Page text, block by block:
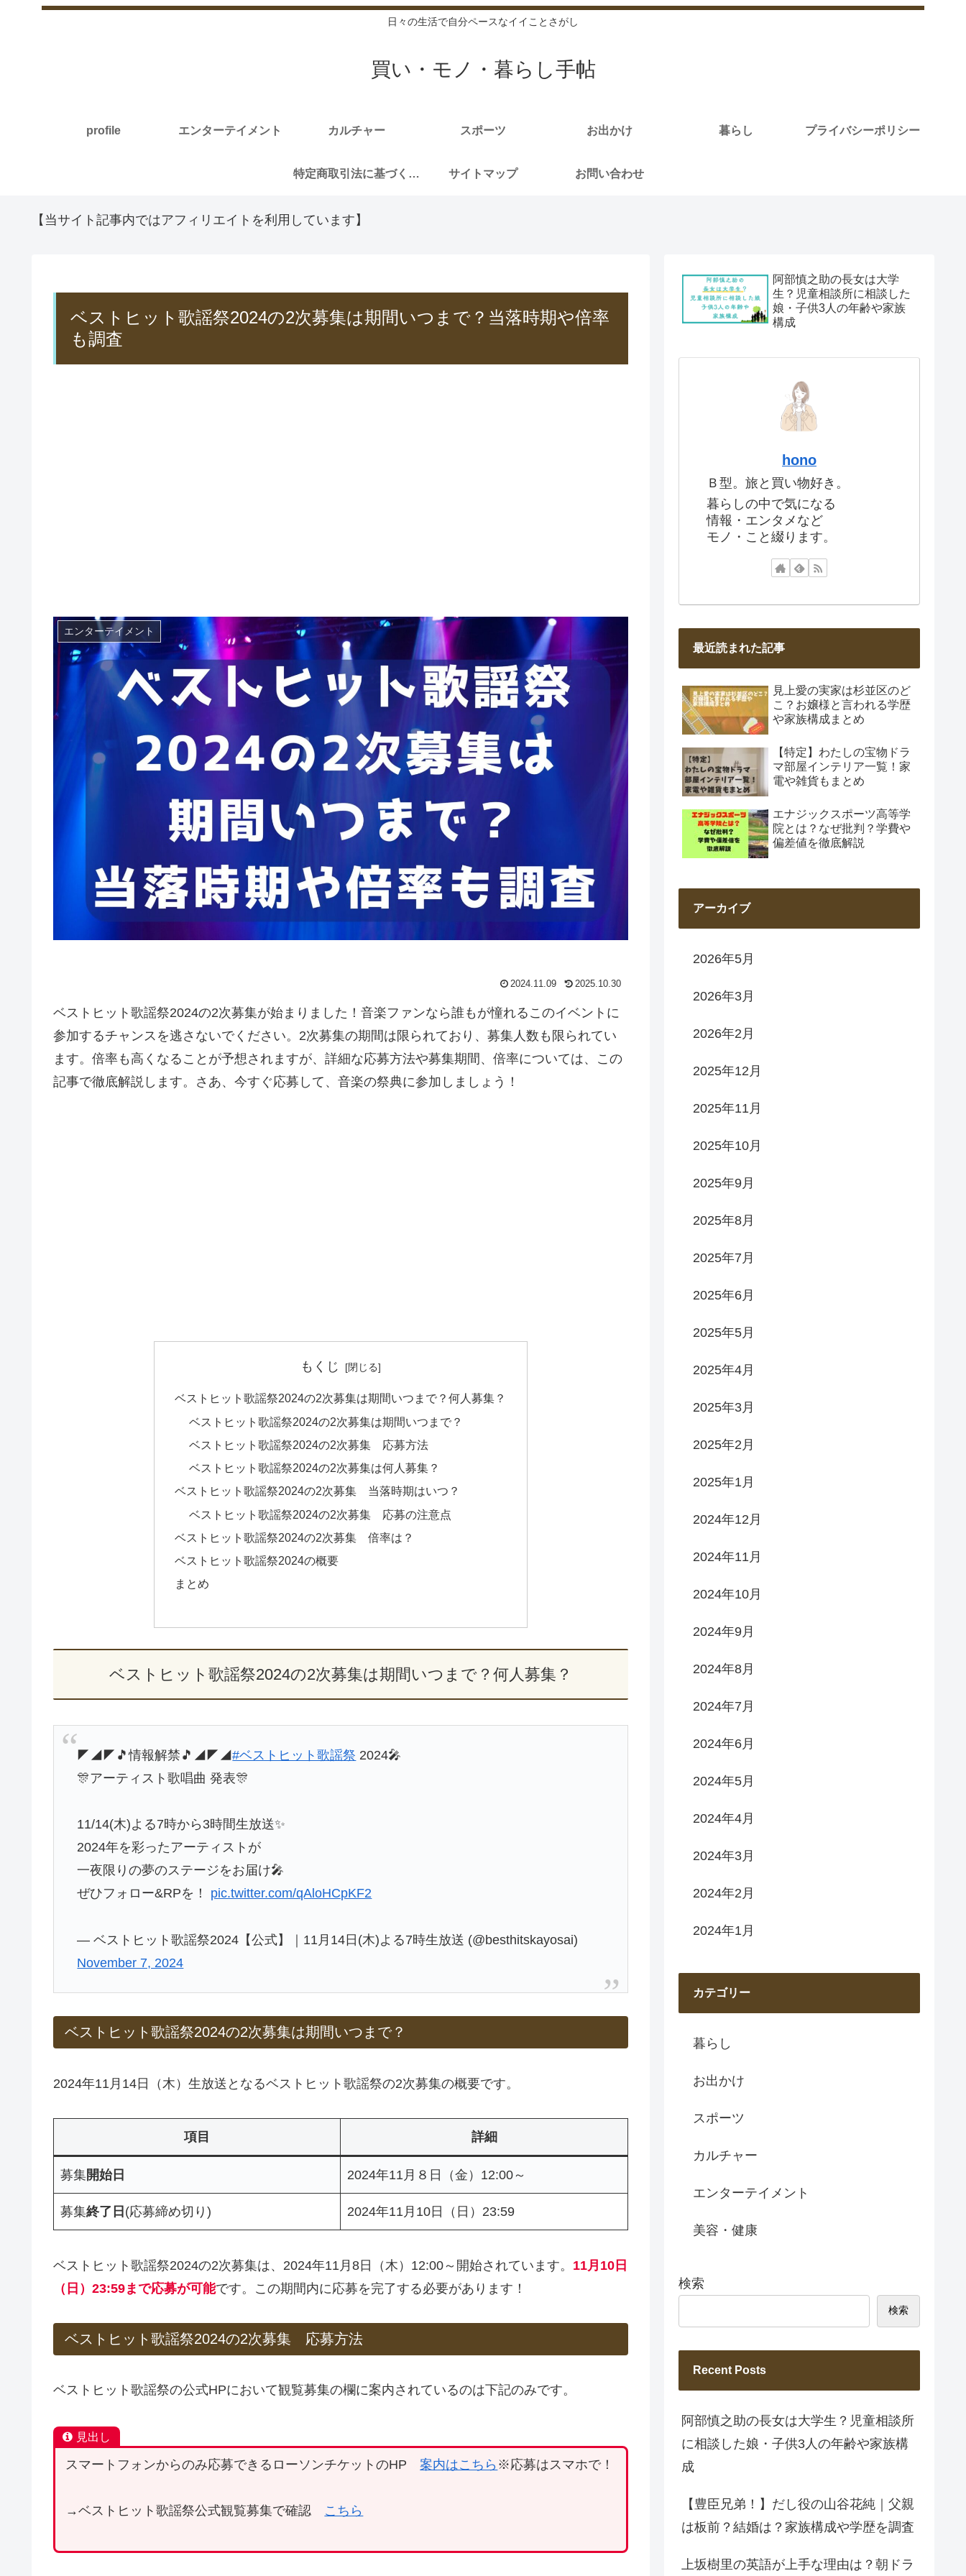
日々の生活で自分ペースなイイことさがし
買い・モノ・暮らし手帖
profile エンターテイメント カルチャー スポーツ お出かけ 暮らし プライバシーポリシー
特定商取引法に基づく表記 サイトマップ お問い合わせ
【当サイト記事内ではアフィリエイトを利用しています】
ベストヒット歌謡祭2024の2次募集は期間いつまで？当落時期や倍率
も調査
エンターテイメント
2024.11.09 2025.10.30
ベストヒット歌謡祭2024の2次募集が始まりました！音楽ファンなら誰もが憧れるこのイベントに
参加するチャンスを逃さないでください。2次募集の期間は限られており、募集人数も限られてい
ます。倍率も高くなることが予想されますが、詳細な応募方法や募集期間、倍率については、この
記事で徹底解説します。さあ、今すぐ応募して、音楽の祭典に参加しましょう！
もくじ
ベストヒット歌謡祭2024の2次募集は期間いつまで？何人募集？
ベストヒット歌謡祭2024の2次募集は期間いつまで？
ベストヒット歌謡祭2024の2次募集 応募方法
ベストヒット歌謡祭2024の2次募集は何人募集？
ベストヒット歌謡祭2024の2次募集 当落時期はいつ？
ベストヒット歌謡祭2024の2次募集 応募の注意点
ベストヒット歌謡祭2024の2次募集 倍率は？
ベストヒット歌謡祭2024の概要
まとめ
ベストヒット歌謡祭2024の2次募集は期間いつまで？何人募集？
◤◢◤🎵情報解禁🎵◢◤◢#ベストヒット歌謡祭 2024🎤
🎊アーティスト歌唱曲 発表🎊
11/14(木)よる7時から3時間生放送✨
2024年を彩ったアーティストが
一夜限りの夢のステージをお届け🎤
ぜひフォロー&RPを！ pic.twitter.com/qAloHCpKF2
— ベストヒット歌謡祭2024【公式】｜11月14日(木)よる7時生放送 (@besthitskayosai)
November 7, 2024
ベストヒット歌謡祭2024の2次募集は期間いつまで？
2024年11月14日（木）生放送となるベストヒット歌謡祭の2次募集の概要です。
項目 詳細
募集開始日 2024年11月８日（金）12:00～
募集終了日 (応募締め切り) 2024年11月10日（日）23:59
ベストヒット歌謡祭2024の2次募集は、2024年11月8日（木）12:00～開始されています。 11月10日
（日）23:59まで応募が可能です。この期間内に応募を完了する必要があります！
ベストヒット歌謡祭2024の2次募集 応募方法
ベストヒット歌謡祭の公式HPにおいて観覧募集の欄に案内されているのは下記のみです。
見出し
スマートフォンからのみ応募できるローソンチケットのHP案内はこちら ※応募はスマホで！
→ベストヒット歌謡祭公式観覧募集で確認 こちら
阿部慎之助の長女は大学
生？児童相談所に相談した
娘・子供3人の年齢や家族
構成
hono
Ｂ型。旅と買い物好き。
暮らしの中で気になる
情報・エンタメなど
モノ・こと綴ります。
最近読まれた記事
見上愛の実家は杉並区のど
こ？お嬢様と言われる学歴
や家族構成まとめ
【特定】わたしの宝物ドラ
マ部屋インテリア一覧！家
電や雑貨もまとめ
エナジックスポーツ高等学
院とは？なぜ批判？学費や
偏差値を徹底解説
アーカイブ
2026年5月
2026年3月
2026年2月
2025年12月
2025年11月
2025年10月
2025年9月
2025年8月
2025年7月
2025年6月
2025年5月
2025年4月
2025年3月
2025年2月
2025年1月
2024年12月
2024年11月
2024年10月
2024年9月
2024年8月
2024年7月
2024年6月
2024年5月
2024年4月
2024年3月
2024年2月
2024年1月
カテゴリー
暮らし
お出かけ
スポーツ
カルチャー
エンターテイメント
美容・健康
検索
検索
Recent Posts
阿部慎之助の長女は大学生？児童相談所
に相談した娘・子供3人の年齢や家族構
成
【豊臣兄弟！】だし役の山谷花純｜父親
は板前？結婚は？家族構成や学歴を調査
上坂樹里の英語が上手な理由は？朝ドラ